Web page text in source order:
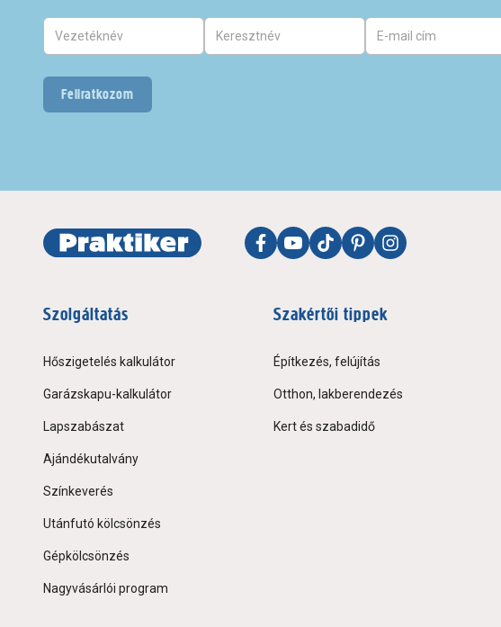
Feliratkozom
Szolgáltatás
Hőszigetelés kalkulátor
Garázskapu-kalkulátor
Lapszabászat
Ajándékutalvány
Színkeverés
Utánfutó kölcsönzés
Gépkölcsönzés
Nagyvásárlói program
Szakértői tippek
Építkezés, felújítás
Otthon, lakberendezés
Kert és szabadidő